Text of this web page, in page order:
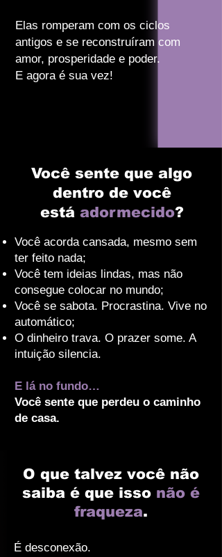
Elas romperam com os ciclos
antigos e se reconstruíram com
amor, prosperidade e poder.
E agora é sua vez!
Você sente que algo
dentro de você
está adormecido?
Você acorda cansada, mesmo sem
ter feito nada;
Você tem ideias lindas, mas não
consegue colocar no mundo;
Você se sabota. Procrastina. Vive no
automático;
O dinheiro trava. O prazer some. A
intuição silencia.
E lá no fundo…
Você sente que perdeu o caminho
de casa.
O que talvez você não
saiba é que isso não é
fraqueza.
É desconexão.